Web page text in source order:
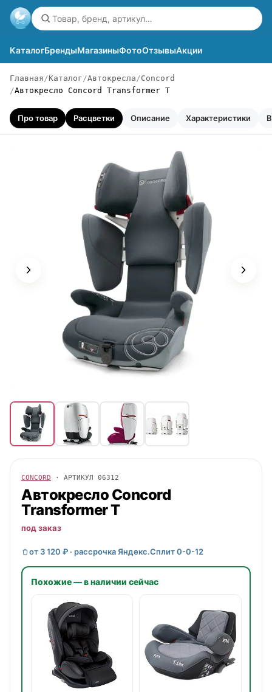
КаталогБрендыМагазиныФотоОтзывыАкции
Главная Каталог Автокресла
Concord
Автокресло Concord Transformer T
Про товар Расцветки Описание Характеристики
CONCORD · АРТИКУЛ 06312
Автокресло Concord
Transformer T
под заказ
от 3 120 ₽ · рассрочка Яндекс.Сплит 0-0-12
Похожие — в наличии сейчас